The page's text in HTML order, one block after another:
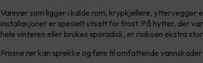
Vannrør som ligger i kalde rom, krypkjellere, yttervegger
installasjoner er spesielt utsatt for frost. På hytter, der
hele vinteren eller brukes sporadisk, er risikoen ekstra
Frosne rør kan sprekke og føre til omfattende